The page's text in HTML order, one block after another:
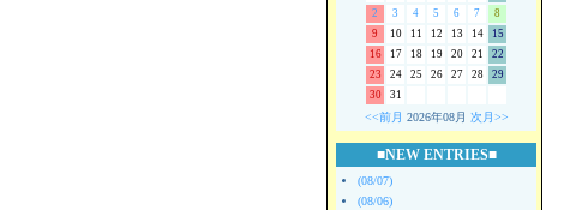
2
3 4 5 6 7
8
9
10 11 12 13 14
15
16
17 18 19 20 21
22
23
24 25 26 27 28
29
30
31
<<前月 2026年08月 次月>>
■NEW ENTRIES■
(08/07)
(08/06)